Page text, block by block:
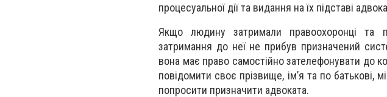
процесуальної дії та видання на їх підставі
Якщо людину затримали правоохоронці та
затримання до неї не прибув призначений
вона має право самостійно зателефонувати до
повідомити своє прізвище, ім’я та по батькові,
попросити призначити адвоката.